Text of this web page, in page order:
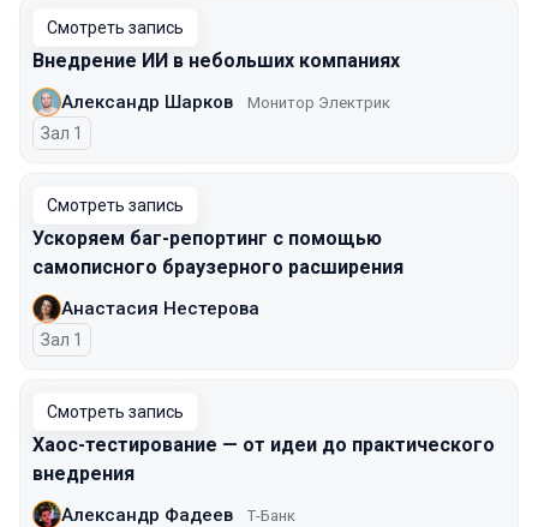
Смотреть запись
Внедрение ИИ в небольших компаниях
Александр Шарков Монитор Электрик
Зал 1
Смотреть запись
Ускоряем баг-репортинг с помощью
самописного браузерного расширения
Анастасия Нестерова
Зал 1
Смотреть запись
Хаос-тестирование — от идеи до практического
внедрения
Александр Фадеев Т-Банк